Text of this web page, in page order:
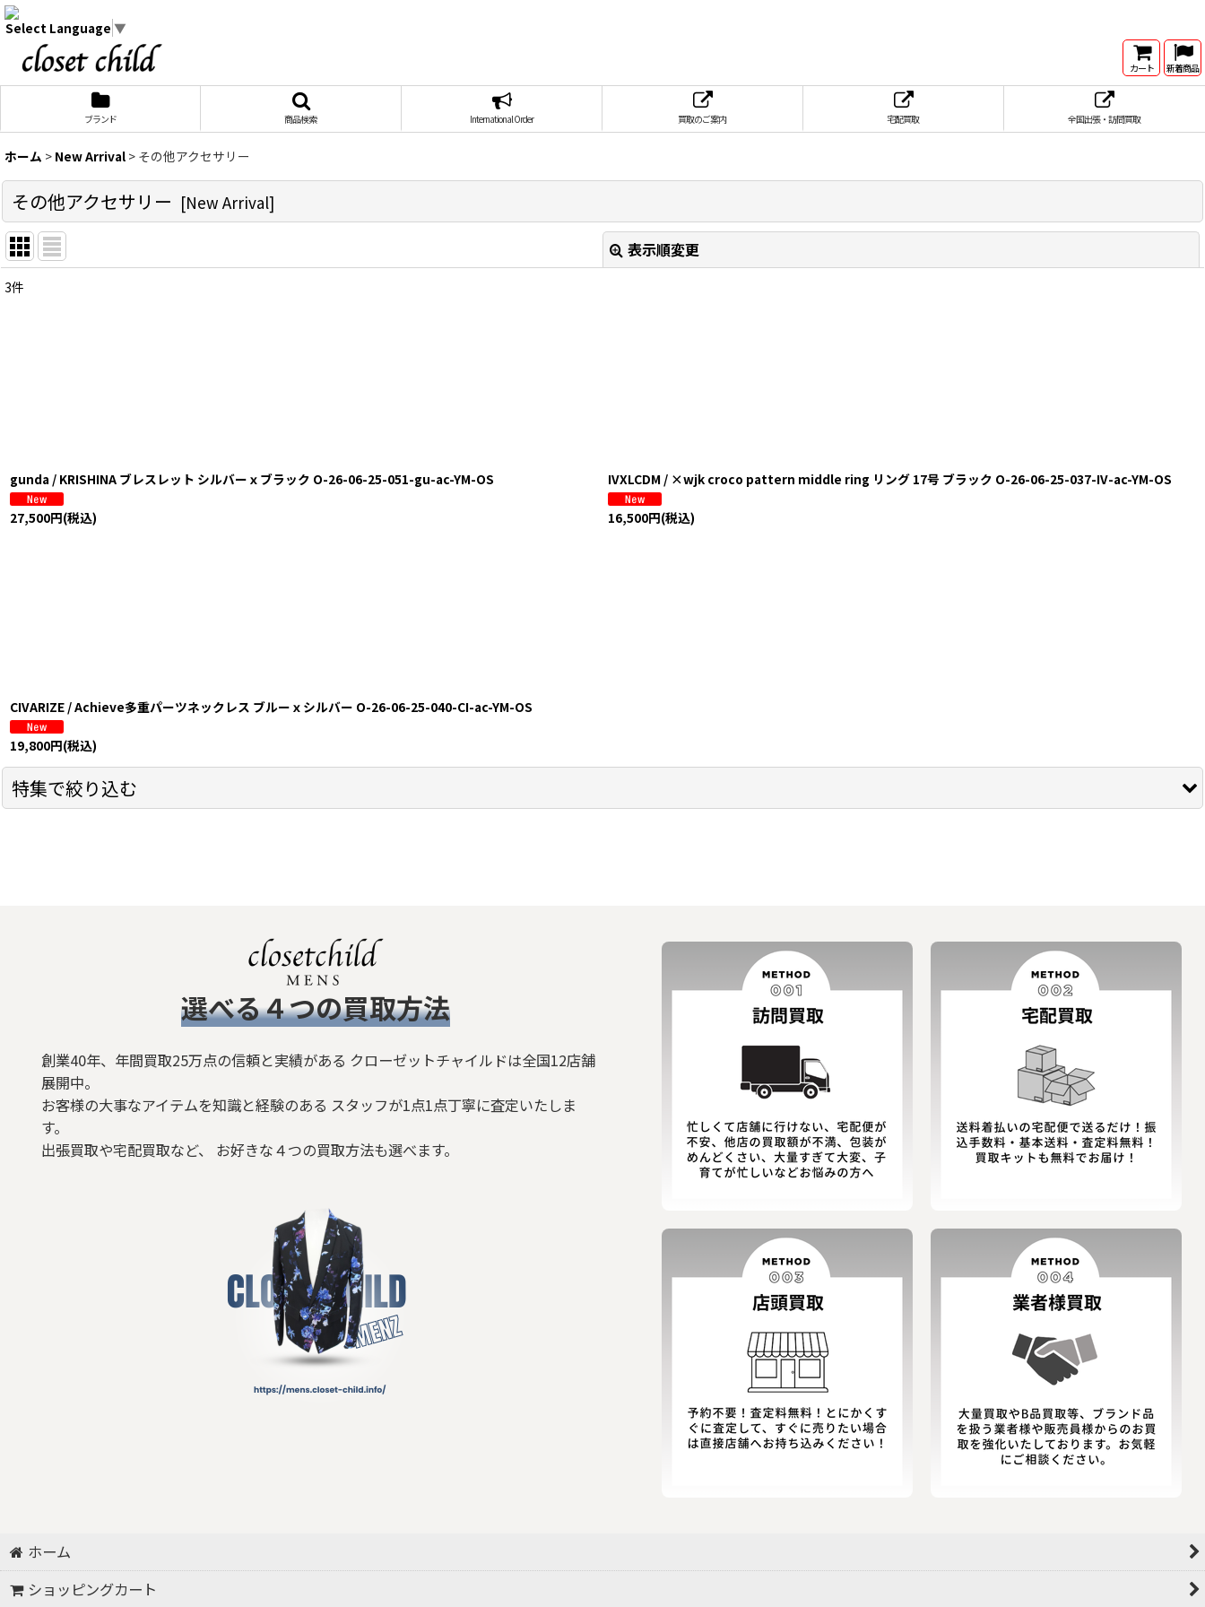
Select Language ▼
カート 新着商品
ブランド 商品検索 International Order 買取のご案内 宅配買取 全国出張・訪問買取
ホーム > New Arrival > その他アクセサリー
その他アクセサリー [New Arrival]
表示順変更
3件
gunda / KRISHINA ブレスレット シルバーｘブラック O-26-06-25-051-gu-ac-YM-OS
27,500円(税込)
IVXLCDM / ×wjk croco pattern middle ring リング 17号 ブラック O-26-06-25-037-IV-ac-YM-OS
16,500円(税込)
CIVARIZE / Achieve多重パーツネックレス ブルーｘシルバー O-26-06-25-040-CI-ac-YM-OS
19,800円(税込)
特集で絞り込む
バッグ
ベルト/小物
​選べる４つの買取方法
創業40年、年間買取25万点の信頼と実績がある クローゼットチャイルドは全国12店舗
展開中。
お客様の大事なアイテムを知識と経験のある スタッフが1点1点丁寧に査定いたしま
す。
出張買取や宅配買取など、 お好きな４つの買取方法も選べます。
ホーム
ショッピングカート